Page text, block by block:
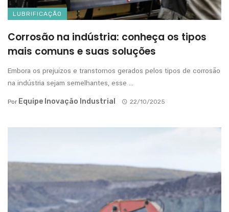
LUBRIFICAÇÃO
Corrosão na indústria: conheça os tipos
mais comuns e suas soluções
Embora os prejuízos e transtornos gerados pelos tipos de corrosão
na indústria sejam semelhantes, esse ...
Por Equipe Inovação Industrial 22/10/2025